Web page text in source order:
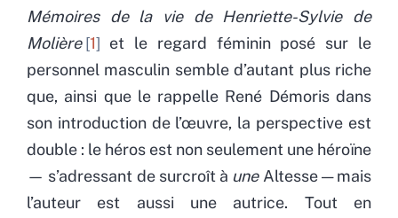
Mémoires de la vie de Henriette-Sylvie de
Molière 1
et le regard féminin posé sur le
personnel masculin semble d’autant plus riche
que, ainsi que le rappelle René Démoris dans
son introduction de l’œuvre, la perspective est
double : le héros est non seulement une héroïne
— s’adressant de surcroît à uneAltesse — mais
l’auteur est aussi une autrice. Tout en